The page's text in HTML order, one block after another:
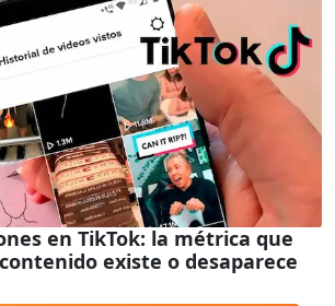
en TikTok: la métrica que
existe o desaparece